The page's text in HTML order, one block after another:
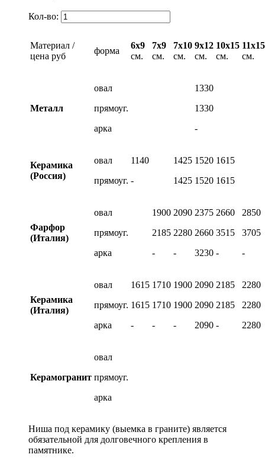
Кол-во:
Материал /
цена руб
форма
6х9
см.
7х9
см.
7х10
см.
9х12
см.
10х15
см.
11х15
см.
Металл
овал
прямоуг.
арка
1330
1330
-
Керамика
(Россия)
овал
прямоуг.
1140
-
1425
1425
1520
1520
1615
1615
Фарфор
(Италия)
овал
прямоуг.
арка
1900
2185
-
2090
2280
-
2375
2660
3230
2660
3515
-
2850
3705
-
Керамика
(Италия)
овал
прямоуг.
арка
1615
1615
-
1710
1710
-
1900
1900
-
2090
2090
2090
2185
2185
-
2280
2280
2280
Керамогранит
овал
прямоуг.
арка
Ниша под керамику (выемка в граните) является
обязательной для долговечного крепления в
памятнике.